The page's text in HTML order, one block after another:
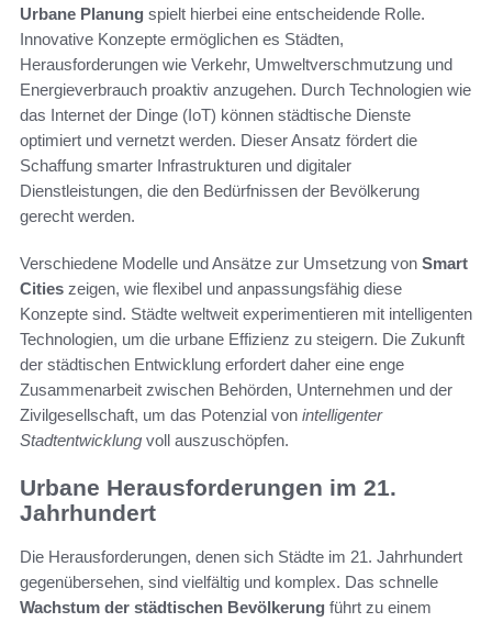
Urbane Planung spielt hierbei eine entscheidende Rolle.
Innovative Konzepte ermöglichen es Städten,
Herausforderungen wie Verkehr, Umweltverschmutzung und
Energieverbrauch proaktiv anzugehen. Durch Technologien wie
das Internet der Dinge (IoT) können städtische Dienste
optimiert und vernetzt werden. Dieser Ansatz fördert die
Schaffung smarter Infrastrukturen und digitaler
Dienstleistungen, die den Bedürfnissen der Bevölkerung
gerecht werden.
Verschiedene Modelle und Ansätze zur Umsetzung von Smart
Cities zeigen, wie flexibel und anpassungsfähig diese
Konzepte sind. Städte weltweit experimentieren mit intelligenten
Technologien, um die urbane Effizienz zu steigern. Die Zukunft
der städtischen Entwicklung erfordert daher eine enge
Zusammenarbeit zwischen Behörden, Unternehmen und der
Zivilgesellschaft, um das Potenzial von intelligenter
Stadtentwicklung voll auszuschöpfen.
Urbane Herausforderungen im 21.
Jahrhundert
Die Herausforderungen, denen sich Städte im 21. Jahrhundert
gegenübersehen, sind vielfältig und komplex. Das schnelle
Wachstum der städtischen Bevölkerung führt zu einem